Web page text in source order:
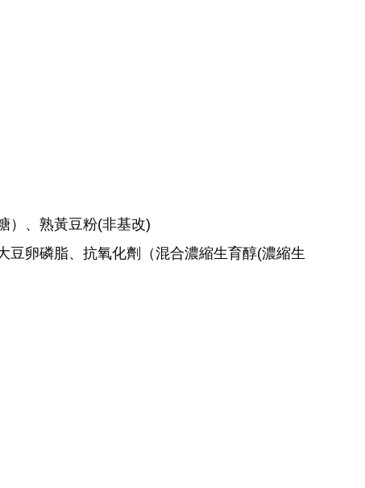
） 、 熟黃豆粉(非基改)
豆卵磷脂、抗氧化劑（混合濃縮生育醇(濃縮生